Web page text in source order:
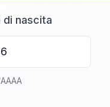
di nascita